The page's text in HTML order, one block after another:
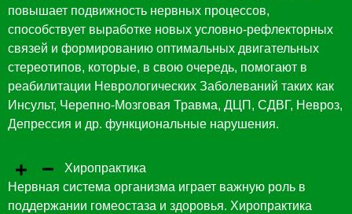
повышает подвижность нервных процессов,
способствует выработке новых условно-рефлекторных
связей и формированию оптимальных двигательных
стереотипов, которые, в свою очередь, помогают в
реабилитации Неврологических Заболеваний таких как
Инсульт, Черепно-Мозговая Травма, ДЦП, СДВГ, Невроз,
Депрессия и др. функциональные нарушения.
Хиропрактика
Нервная система организма играет важную роль в
поддержании гомеостаза и здоровья. Хиропрактика